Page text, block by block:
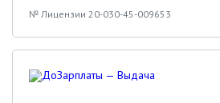
№ Лицензии 20-030-45-009653